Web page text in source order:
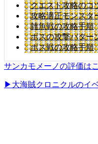
クエスト攻略のコ
攻略適正モンスタ
雑魚戦の攻略手順
ボスの攻撃パター
ボス戦の攻略手順
サンカモメーノの評価は
▶大海賊クロニクルのイ